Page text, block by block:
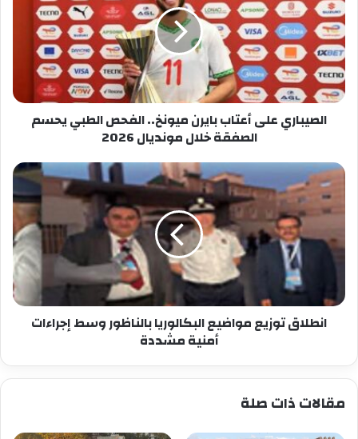
بايرن
ميونخ..
الفحص
الطبي
يحسم
الصفقة
الصيباري على أعتاب بايرن ميونخ.. الفحص الطبي يحسم
الصفقة خلال مونديال 2026
انطلاق
توزيع
مواضيع
البكالوريا
بالناظور
وسط
مشددة
انطلاق توزيع مواضيع البكالوريا بالناظور وسط إجراءات
أمنية مشددة
مقالات ذات صلة